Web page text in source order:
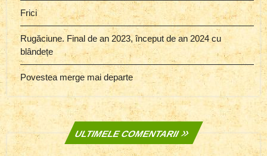
Frici
Rugăciune. Final de an 2023, început de an 2024 cu
blândețe
Povestea merge mai departe
ULTIMELE COMENTARII